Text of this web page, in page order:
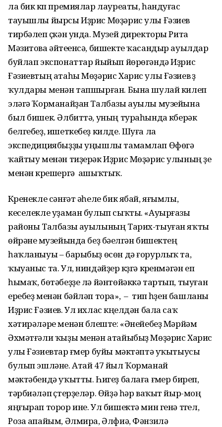
ла бик күп премиялар лауреаты, һандуғас
тауышлы йырсы Иҙрис Мөҙәрис улы Ғәзиев
тирбәлеп үҫкән унда. Музей директоры Рита
Мәзитова әйтеүенсә, бишекте ҡасандыр ауылдар
буйлап экспонаттар йыйып йөрөгәндә Иҙрис
Ғәзиевтың атаһы Мөҙәрис Харис улы Ғәзиев үҙ
ҡулдары менән тапшырған. Бына шулай килеп
эләгә Ҡорманайҙан Талбазы ауылы музейына
был бишек. Әлбиттә, уның тураһында күберәк
белгебеҙ, ишеткебеҙ килде. Шуға ла
экспедициябыҙҙы уңышлы тамамлап Өфөгә
ҡайтыу менән тиҙерәк Иҙрис Мөҙәрис улының үҙе
менән күрешергә ашыҡтыҡ.
Күренекле сәнғәт әһеле бик ябай, яғымлы,
кеселекле уҙаман булып сыҡты. «Ауырғазы
районы Талбазы ауылының Тарих-тыуған яҡты
өйрәнеү музейында беҙ бәүелгән бишектең
һаҡланыуы – барыбыҙ өсөн дә ғорурлыҡ та,
ҡыуаныс та. Ул, ниндәйҙер күҙгә күренмәгән еп
һымаҡ, бөтәбеҙҙе лә йәнтөйәккә тартып, тыуған
еребеҙ менән бәйләп тора», – тип һүҙен башланы
Иҙрис Ғәзиев. Ул ихлас күңелдән бала саҡ
хәтирәләре менән бүлеште: «Әнейебеҙ Мәрйәм
Әхмәтғәли ҡыҙы менән атайыбыҙ Мөҙәрис Харис
улы Ғәзиевтар ғүмер буйы мәктәптә уҡытыусы
булып эшләне. Атай 47 йыл Ҡорманай
мәктәбендә уҡытты. Һигеҙ балаға ғүмер биреп,
тәрбиәләп үҫтерҙеләр. Өйҙә һәр ваҡыт йыр-моң
яңғырап торор ине. Ул бишектә мин генә түгел,
Роза апайым, Әлмира, Әлфиә, Фәнзилә